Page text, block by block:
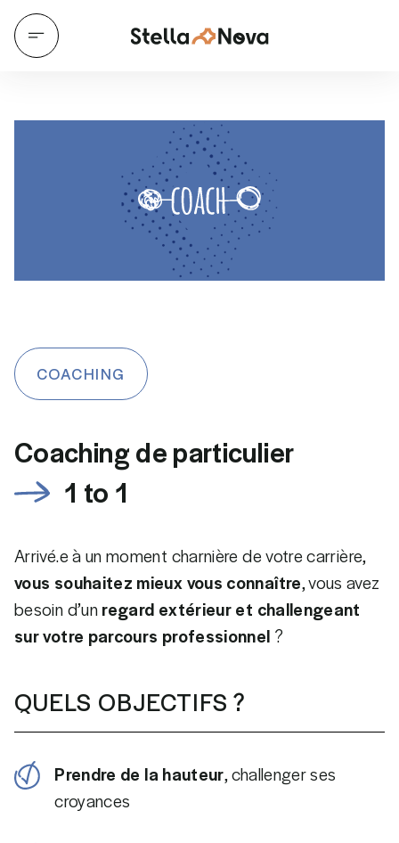
COACHING
Coaching de particulier
1 to 1
Arrivé.e à un moment charnière de votre carrière,
vous souhaitez mieux vous connaître, vous avez
besoin d’unregard extérieur et challengeant
sur votre parcours professionnel ?
QUELS OBJECTIFS ?
Prendre de la hauteur, challenger ses
croyances